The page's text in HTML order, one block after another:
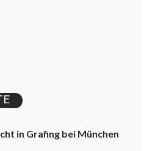
in Grafing bei München